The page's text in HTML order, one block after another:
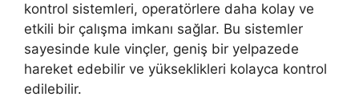
kontrol sistemleri, operatörlere daha kolay ve
etkili bir çalışma imkanı sağlar. Bu sistemler
sayesinde kule vinçler, geniş bir yelpazede
hareket edebilir ve yükseklikleri kolayca kontrol
edilebilir.